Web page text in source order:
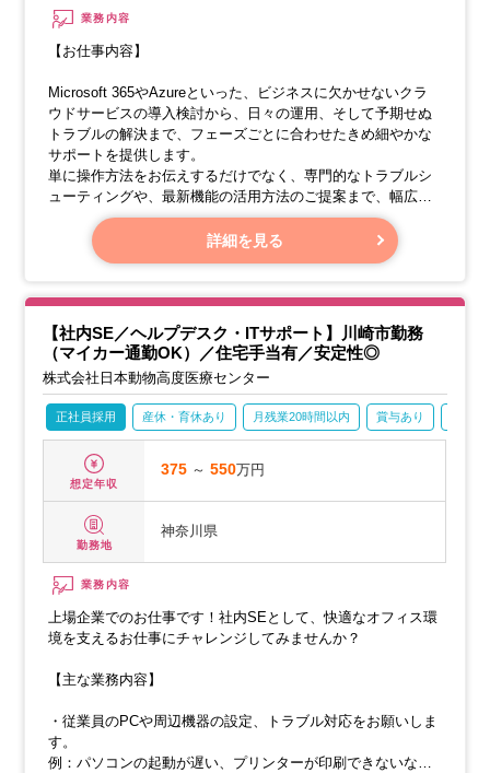
業務内容
【お仕事内容】
Microsoft 365やAzureといった、ビジネスに欠かせないクラ
ウドサービスの導入検討から、日々の運用、そして予期せぬ
トラブルの解決まで、フェーズごとに合わせたきめ細やかな
サポートを提供します。
単に操作方法をお伝えするだけでなく、専門的なトラブルシ
ューティングや、最新機能の活用方法のご提案まで、幅広く
対応させていただきます。
【具体的な業務内容】
・Microsoft 365（Teams, SharePoint, Exchange Onlineな
ど）を活用し、ハイブリッドワークやチームでの協業をスム
ーズに進めるお手伝いをいたします。
詳細を見る
【社内SE／ヘルプデスク・ITサポート】川崎市勤務
（マイカー通勤OK）／住宅手当有／安定性◎
株式会社日本動物高度医療センター
正社員採用 産休・育休あり 月残業20時間以内 賞与あり
想定年収
375 ～550万円
勤務地
神奈川県
業務内容
上場企業でのお仕事です！社内SEとして、快適なオフィス環
境を支えるお仕事にチャレンジしてみませんか？
【主な業務内容】
・従業員のPCや周辺機器の設定、トラブル対応をお願いしま
す。
例：パソコンの起動が遅い、プリンターが印刷できないなど